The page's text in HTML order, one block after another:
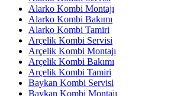
Alarko Kombi Montajı
Alarko Kombi Bakımı
Alarko Kombi Tamiri
Arçelik Kombi Servisi
Arçelik Kombi Montajı
Arçelik Kombi Bakımı
Arçelik Kombi Tamiri
Baykan Kombi Servisi
Baykan Kombi Montajı